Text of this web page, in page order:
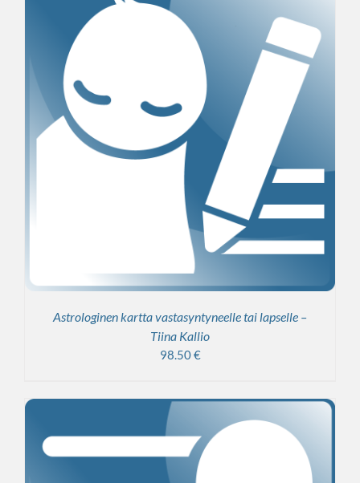
Astrologinen kartta vastasyntyneelle tai lapselle –
Tiina Kallio
98.50€